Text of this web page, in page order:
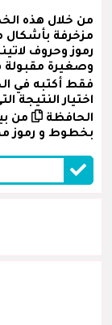
من خلال هذه
مزخرفة بأشكال
رموز وحروف
وصغيرة
فقط أكتبه في
اختيار النتيجة
الحافظة
من
بخطوط و رموز